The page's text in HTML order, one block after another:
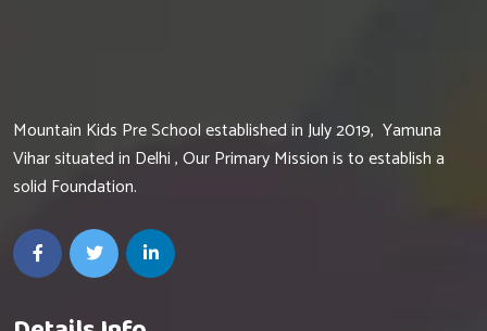
Mountain Kids Pre School established in July 2019, Yamuna
Vihar situated in Delhi , Our Primary Mission is to establish a
solid Foundation.